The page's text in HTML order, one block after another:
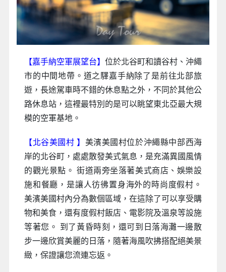
【嘉手納空軍展望台】 位於北谷町和讀谷村、沖繩
市的中間地帶。道之驛嘉手納除了是前往北部旅
遊，長途駕車時不錯的休息點之外，不同於其他公
路休息站，這裡最特別的是可以眺望東北亞最大規
模的空軍基地。
【北谷美國村 】 美濱美國村位於沖繩縣中部西海
岸的北谷町，處處散發美式氣息，是充滿異國風情
的觀光景點。 街道兩旁坐落著美式商店、娛樂設
施和餐廳，是讓人彷彿置身海外的時尚度假村。
美濱美國村內分為數個區域，在這除了可以享受購
物和美食，還有度假村飯店、電影院及溫泉等設施
等著您。 到了黃昏時刻，還可到日落海灘一邊散
步一邊欣賞美麗的日落，隨著海風吹拂搭配絕美景
緻，保證讓您流連忘返。